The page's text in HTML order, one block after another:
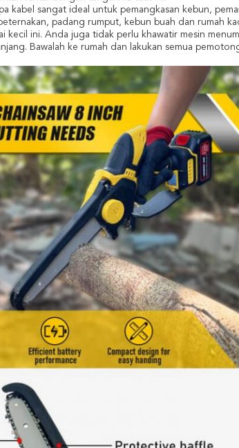
kabel sangat ideal untuk pemangkasan kebun,
padang rumput, kebun buah dan rumah
kecil ini. Anda juga tidak perlu khawatir mesin
Bawalah ke rumah dan lakukan semua